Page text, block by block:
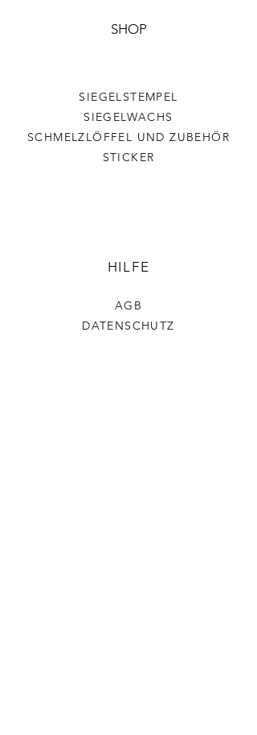
SHOP
SIEGELSTEMPEL
SIEGELWACHS
SCHMELZLÖFFEL UND ZUBEHÖR
STICKER
HILFE
AGB
DATENSCHUTZ